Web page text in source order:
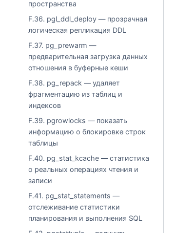
пространства
F.36. pgl_ddl_deploy — прозрачная
логическая репликация DDL
F.37. pg_prewarm —
предварительная загрузка данных
отношения в буферные кеши
F.38. pg_repack — удаляет
фрагментацию из таблиц и
индексов
F.39. pgrowlocks — показать
информацию о блокировке строк
таблицы
F.40. pg_stat_kcache — статистика
о реальных операциях чтения и
записи
F.41. pg_stat_statements —
отслеживание статистики
планирования и выполнения SQL